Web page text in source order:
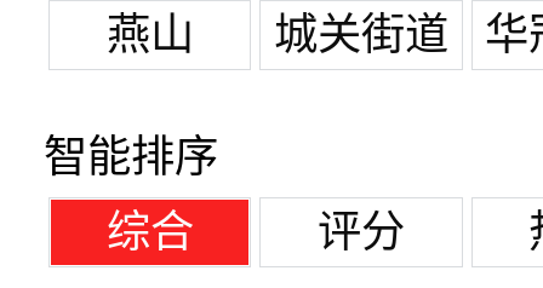
家
燕山 城关街道 华
智能排序
综合
评分